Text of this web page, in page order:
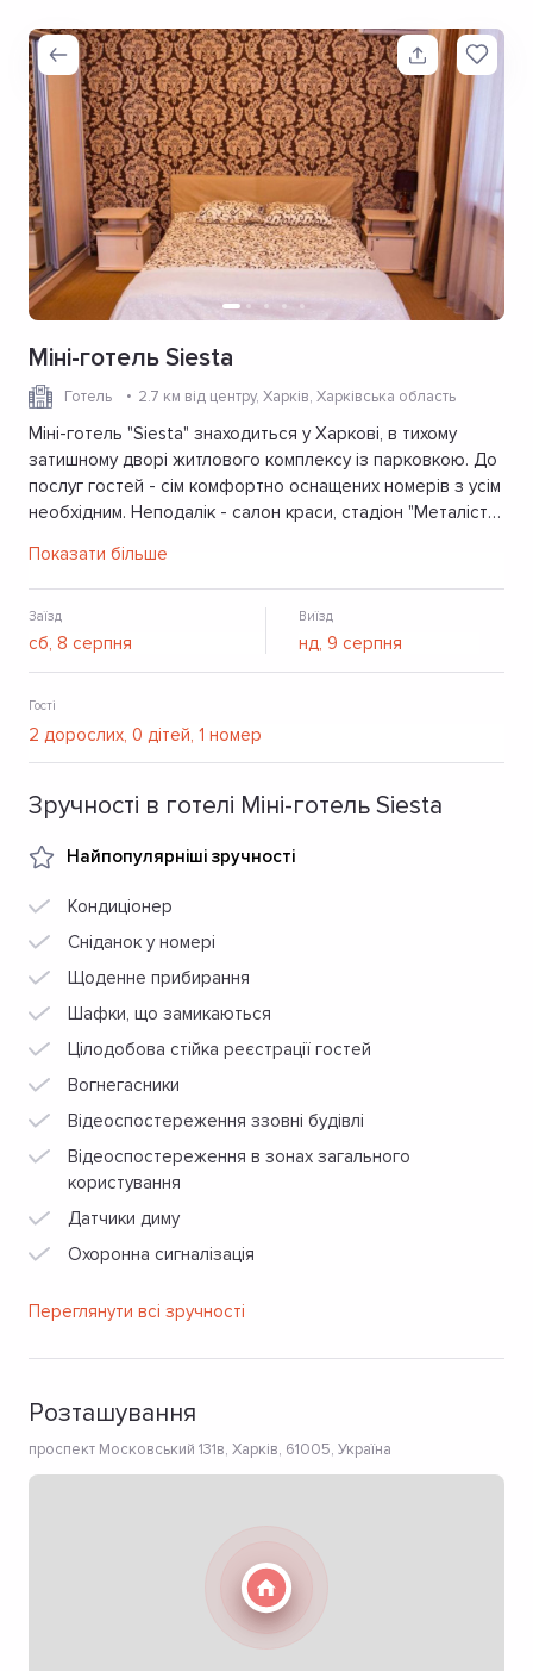
Міні-готель Siesta
Готель 2.7 км від центру, Харків, Харківська область
Міні-готель "Siesta" знаходиться у Харкові, в тихому
затишному дворі житлового комплексу із парковкою. До
послуг гостей - сім комфортно оснащених номерів з усім
необхідним. Неподалік - салон краси, стадіон "Металіст",
Показати більше
Заїзд Виїзд
Гості
Зручності в готелі Міні-готель Siesta
Найпопулярніші зручності
Кондиціонер
Сніданок у номері
Щоденне прибирання
Шафки, що замикаються
Цілодобова стійка реєстрації гостей
Вогнегасники
Відеоспостереження ззовні будівлі
Відеоспостереження в зонах загального
користування
Датчики диму
Охоронна сигналізація
Переглянути всі зручності
Розташування
проспект Московський 131в, Харків, 61005, Україна